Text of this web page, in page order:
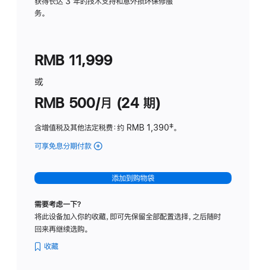
务。
RMB 11,999
或
RMB 500/月 (24 期)
含增值税及其他法定税费：约 RMB 1,390脚
‡。
可享免息分期付款 (Studio
-
标
璃
添加到购物袋
需要考虑一下？
将此设备加入你的收藏，即可先保留全部配置选择，之后随时
回来再继续选购。
收藏